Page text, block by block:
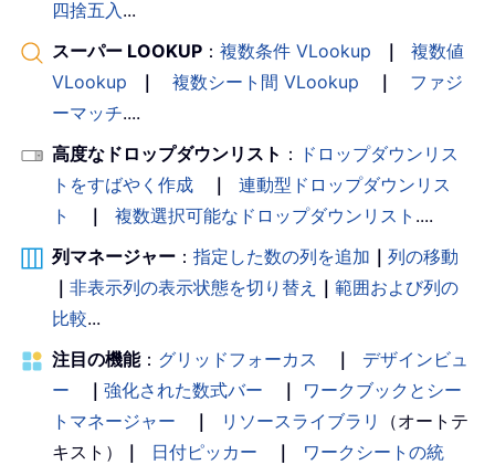
四捨五入...
スーパー LOOKUP ： 複数条件 VLookup ｜
複数値
VLookup
｜ 複数シート間 VLookup ｜
ファジ
ーマッチ....
高度なドロップダウンリスト ： ドロップダウンリス
トをすばやく作成
｜
連動型ドロップダウンリス
ト
｜ 複数選択可能なドロップダウンリスト ....
列マネージャー ： 指定した数の列を追加 ｜ 列の移動
｜ 非表示列の表示状態を切り替え ｜ 範囲および列の
比較...
注目の機能： グリッドフォーカス ｜
デザインビュ
ー
｜ 強化された数式バー ｜
ワークブックとシー
トマネージャー
｜ リソースライブラリ
（オートテ
キスト）
｜ 日付ピッカー ｜
ワークシートの統